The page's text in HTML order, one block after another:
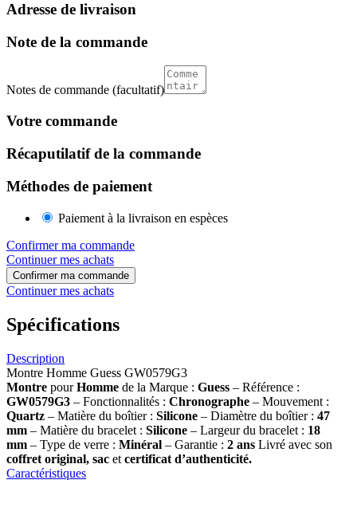
Adresse de livraison
Note de la commande
Notes de commande (facultatif)
Votre commande
Récaputilatif de la commande
Méthodes de paiement
Paiement à la livraison en espèces
Confirmer ma commande
Continuer mes achats
Confirmer ma commande
Continuer mes achats
Spécifications
Description
Montre Homme Guess GW0579G3
Montre pourHomme de la Marque : Guess – Référence :
GW0579G3 – Fonctionnalités : Chronographe – Mouvement :
Quartz – Matière du boîtier : Silicone – Diamètre du boîtier : 47
mm – Matière du bracelet : Silicone – Largeur du bracelet : 18
mm – Type de verre : Minéral – Garantie : 2 ans Livré avec son
coffret original, sac et certificat d’authenticité.
Caractéristiques